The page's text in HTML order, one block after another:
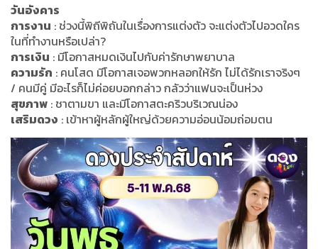
วันอังคาร
การงาน : ช่วงนี้พิถีพิถันในเรื่องการแต่งตัว จะแต่งตัวไปอวดใคร
ในที่ทำงานหรือเปล่า?
การเงิน : มีโอกาสหมดเงินไปกับค่ารักษาพยาบาล
ความรัก : คนโสด มีโอกาสเจอพวกหลอกให้รัก ไม่ได้รักเราจริงๆ
/ คนมีคู่ มีอะไรก็ไม่ค่อยบอกกล่าว กลัวว่าแฟนจะเป็นห่วง
สุขภาพ : ชาตามขา และมีโอกาสตะคริวบริเวณน่อง
เสริมดวง : เข้าหาผู้หลักผู้ใหญ่ด้วยความอ่อนน้อมถ่อมตน